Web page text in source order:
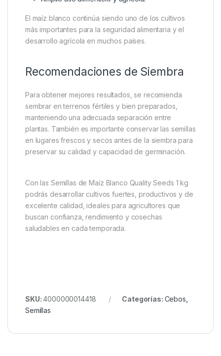
Beneficios del Maíz Blanco
Entre las principales ventajas del maíz blanco
destacan:
Buena productividad.
Fácil adaptación climática.
Excelente calidad de grano.
Amplio uso alimenticio y agrícola.
El maíz blanco continúa siendo uno de los cultivos
más importantes para la seguridad alimentaria y el
Recomendaciones de Siembra
Para obtener mejores resultados, se recomienda
sembrar en terrenos fértiles y bien preparados,
Con las Semillas de Maíz Blanco Quality Seeds 1 kg
podrás desarrollar cultivos fuertes, productivos y de
buscan confianza, rendimiento y cosechas